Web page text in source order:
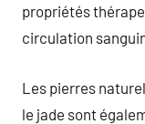
propriétés
circulation
Les pierres
le jade sont